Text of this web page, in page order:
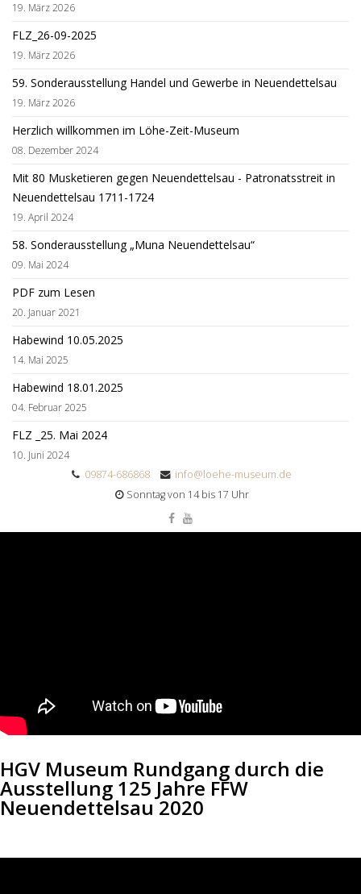
19. März 2026
FLZ_26-09-2025
19. März 2026
59. Sonderausstellung Handel und Gewerbe in Neuendettelsau
19. März 2026
Herzlich willkommen im Löhe-Zeit-Museum
08. Dezember 2024
Mit 80 Musketieren gegen Neuendettelsau - Patronatsstreit in
Neuendettelsau 1711-1724
19. April 2024
58. Sonderausstellung „Muna Neuendettelsau“
09. Mai 2024
PDF zum Lesen
20. Januar 2021
Habewind 10.05.2025
14. Mai 2025
Habewind 18.01.2025
04. Februar 2025
FLZ _25. Mai 2024
10. Juni 2024
09874-686868
info@loehe-museum.de
Sonntag von 14 bis 17 Uhr
HGV Museum Rundgang durch die
Ausstellung 125 Jahre FFW
Neuendettelsau 2020